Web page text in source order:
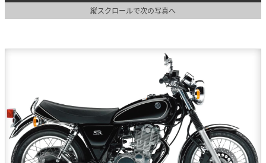
縦スクロールで次の写真へ